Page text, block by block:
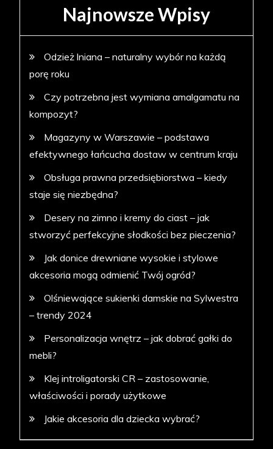
Najnowsze Wpisy
Odzież lniana – naturalny wybór na każdą
porę roku
Czy potrzebna jest wymiana amalgamatu na
kompozyt?
Magazyny w Warszawie – podstawa
efektywnego łańcucha dostaw w centrum kraju
Obsługa prawna przedsiębiorstwa – kiedy
staje się niezbędna?
Desery na zimno i kremy do ciast – jak
stworzyć perfekcyjne słodkości bez pieczenia?
Jak donice drewniane wysokie i stylowe
akcesoria mogą odmienić Twój ogród?
Olśniewające sukienki damskie na Sylwestra
– trendy 2024
Personalizacja wnętrz – jak dobrać gałki do
mebli?
Klej introligatorski CR – zastosowanie,
właściwości i porady użytkowe
Jakie akcesoria dla dziecka wybrać?